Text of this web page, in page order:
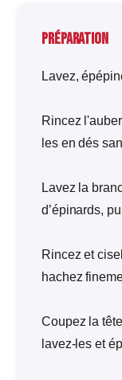
Préparation
Lavez,
Rincez
les en dés
Lavez la
d’épinards,
Rincez et
hachez
Coupez la
lavez-les et